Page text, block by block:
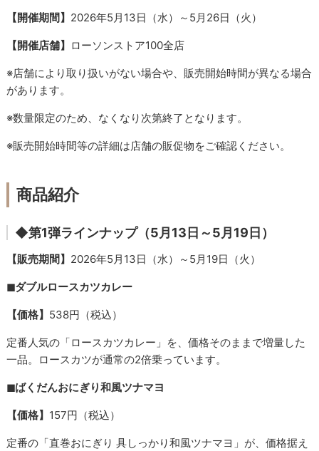
【開催期間】 2026年5月13日（水）～5月26日（火）
【開催店舗】 ローソンストア100全店
※店舗により取り扱いがない場合や、販売開始時間が異なる場合
があります。
※数量限定のため、なくなり次第終了となります。
※販売開始時間等の詳細は店舗の販促物をご確認ください。
商品紹介
◆第1弾ラインナップ（5月13日～5月19日）
【販売期間】 2026年5月13日（水）～5月19日（火）
◼︎ダブルロースカツカレー
【価格】 538円（税込）
定番人気の「ロースカツカレー」を、価格そのままで増量した
一品。ロースカツが通常の2倍乗っています。
◼︎ばくだんおにぎり和風ツナマヨ
【価格】 157円（税込）
定番の「直巻おにぎり 具しっかり和風ツナマヨ」が、価格据え